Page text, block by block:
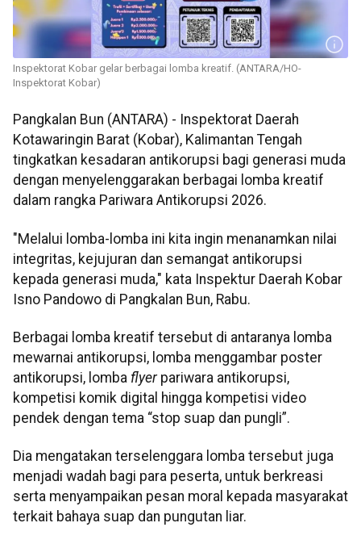
Inspektorat Kobar gelar berbagai lomba kreatif. (ANTARA/HO-
Inspektorat Kobar)
Pangkalan Bun (ANTARA) - Inspektorat Daerah
Kotawaringin Barat (Kobar), Kalimantan Tengah
tingkatkan kesadaran antikorupsi bagi generasi muda
dengan menyelenggarakan berbagai lomba kreatif
dalam rangka Pariwara Antikorupsi 2026.
"Melalui lomba-lomba ini kita ingin menanamkan nilai
integritas, kejujuran dan semangat antikorupsi
kepada generasi muda," kata Inspektur Daerah Kobar
Isno Pandowo di Pangkalan Bun, Rabu.
Berbagai lomba kreatif tersebut di antaranya lomba
mewarnai antikorupsi, lomba menggambar poster
antikorupsi, lomba flyerpariwara antikorupsi,
kompetisi komik digital hingga kompetisi video
pendek dengan tema “stop suap dan pungli”.
Dia mengatakan terselenggara lomba tersebut juga
menjadi wadah bagi para peserta, untuk berkreasi
serta menyampaikan pesan moral kepada masyarakat
terkait bahaya suap dan pungutan liar.